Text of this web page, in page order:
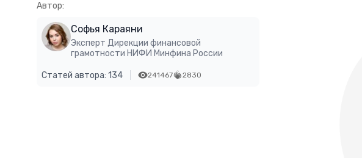
Автор:
Софья Караяни
Эксперт Дирекции финансовой
грамотности НИФИ Минфина России
Статей автора: 134 241467 2830